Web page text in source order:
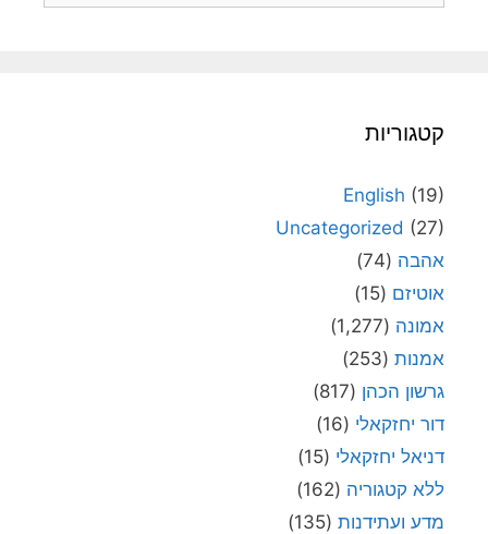
קטגוריות
English (19)
Uncategorized (27)
אהבה (74)
אוטיזם (15)
אמונה (1,277)
אמנות (253)
גרשון הכהן (817)
דור יחזקאלי (16)
דניאל יחזקאלי (15)
ללא קטגוריה (162)
מדע ועתידנות (135)